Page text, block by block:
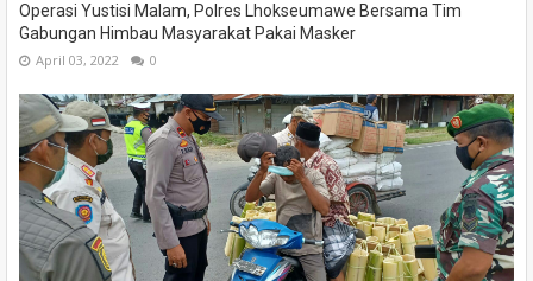
Operasi Yustisi Malam, Polres Lhokseumawe Bersama Tim
Gabungan Himbau Masyarakat Pakai Masker
April 03, 2022 0